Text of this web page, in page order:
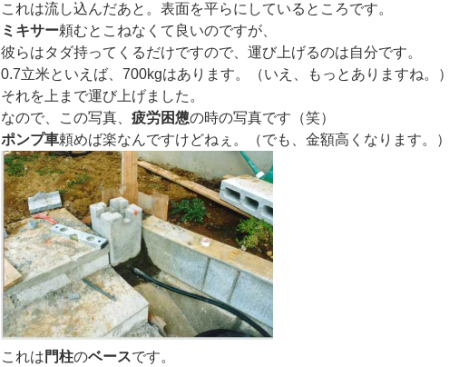
これは流し込んだあと。表面を平らにしているところです。
ミキサー頼むとこねなくて良いのですが、
彼らはタダ持ってくるだけですので、運び上げるのは自分です。
0.7立米といえば、700kgはあります。（いえ、もっとありますね。）
それを上まで運び上げました。
なので、この写真、 疲労困憊の時の写真です（笑）
ポンプ車頼めば楽なんですけどねぇ。（でも、金額高くなります。）
これは 門柱のベースです。